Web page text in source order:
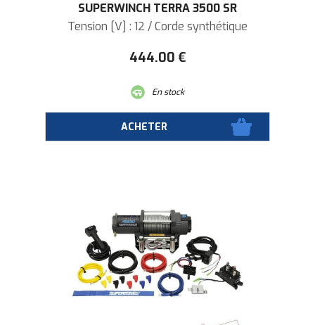
SUPERWINCH TERRA 3500 SR
Tension [V] : 12 / Corde synthétique
444.00 €
En stock